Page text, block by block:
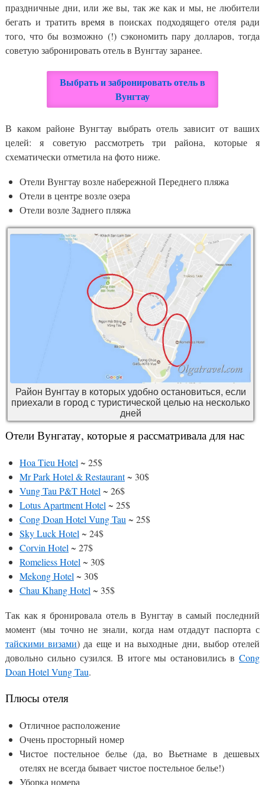
праздничные дни, или же вы, так же как и мы, не любители
бегать и тратить время в поисках подходящего отеля ради
того, что бы возможно (!) сэкономить пару долларов, тогда
советую забронировать отель в Вунгтау заранее.
Выбрать и забронировать отель в
Вунгтау
В каком районе Вунгтау выбрать отель зависит от ваших
целей: я советую рассмотреть три района, которые я
схематически отметила на фото ниже.
Отели Вунгтау возле набережной Переднего пляжа
Отели в центре возле озера
Отели возле Заднего пляжа
Район Вунгтау в которых удобно остановиться, если
приехали в город с туристической целью на несколько
дней
Отели Вунгатау, которые я рассматривала для нас
Hoa Tieu Hotel ~ 25$
Mr Park Hotel & Restaurant~ 30$
Vung Tau P&T Hotel ~ 26$
Lotus Apartment Hotel ~ 25$
Cong Doan Hotel Vung Tau ~ 25$
Sky Luck Hotel ~ 24$
Corvin Hotel ~ 27$
Romeliess Hotel ~ 30$
Mekong Hotel ~ 30$
Chau Khang Hotel ~ 35$
Так как я бронировала отель в Вунгтау в самый последний
момент (мы точно не знали, когда нам отдадут паспорта с
тайскими визами) да еще и на выходные дни, выбор отелей
довольно сильно сузился. В итоге мы остановились в Cong
Doan Hotel Vung Tau.
Плюсы отеля
Отличное расположение
Очень просторный номер
Чистое постельное белье (да, во Вьетнаме в дешевых
отелях не всегда бывает чистое постельное белье!)
Уборка номера